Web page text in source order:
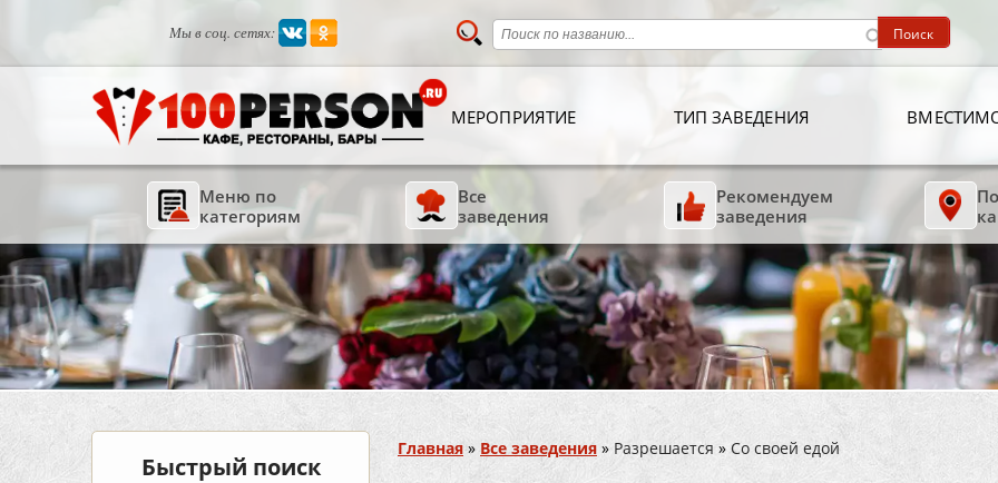
Мы в соц. сетях:
МЕРОПРИЯТИЕ ТИП ЗАВЕДЕНИЯ
Меню по
категориям
Все
заведения
Рекомендуем
заведения
Быстрый поиск
Вы здесь
Главная » Все заведения » Разрешается » Со своей едой